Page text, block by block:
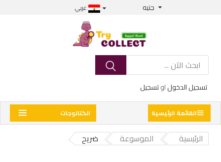
جنيه عربي
تسجيل الدخولاوتسجيل
الكتالوجات القائمة الرئيسية
الرئيسية الموسوعة ضريح